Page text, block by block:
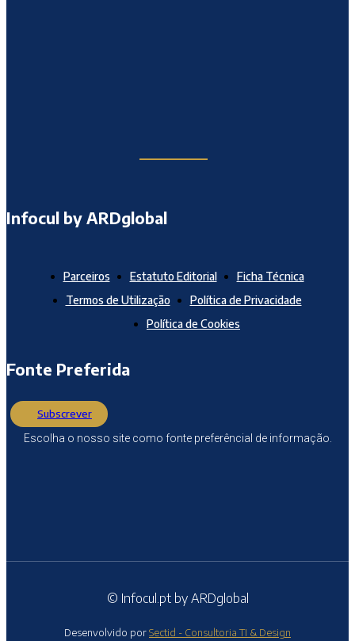
Infocul by ARDglobal
Parceiros Estatuto Editorial
Ficha Técnica
Termos de Utilização
Política de Privacidade
Política de Cookies
Fonte Preferida
Subscrever
Escolha o nosso site como fonte preferêncial de informação.
© Infocul.pt by ARDglobal
Desenvolvido porSectid - Consultoria TI & Design